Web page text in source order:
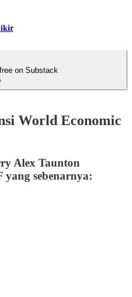
on Substack
World Economic
Alex Taunton
yang sebenarnya: